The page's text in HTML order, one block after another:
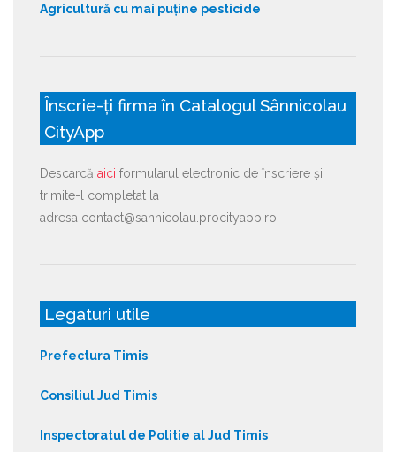
Agricultură cu mai puține pesticide
Înscrie-ți firma în Catalogul Sânnicolau
CityApp
Descarcă aici formularul electronic de înscriere și
trimite-l completat la
adresa contact@sannicolau.procityapp.ro
Legaturi utile
Prefectura Timis
Consiliul Jud Timis
Inspectoratul de Politie al Jud Timis